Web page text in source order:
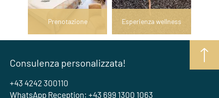
Prenotazione Esperienza wellness
Consulenza personalizzata!
+43 4242 300110
WhatsApp Reception: +43 699 1300 1063